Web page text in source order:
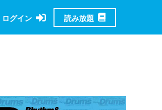
ログイン 読み放題